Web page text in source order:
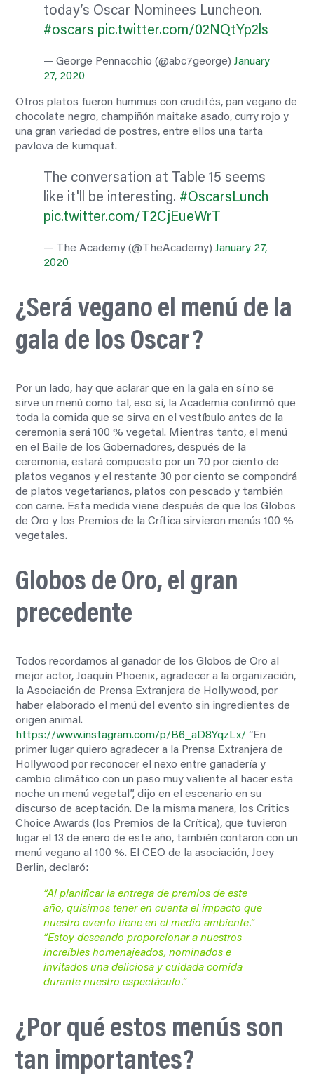
today’s Oscar Nominees Luncheon.
#oscars pic.twitter.com/02NQtYp2ls
— George Pennacchio (@abc7george)January
27, 2020
Otros platos fueron hummus con crudités, pan vegano de
chocolate negro, champiñón maitake asado, curry rojo y
una gran variedad de postres, entre ellos una tarta
pavlova de kumquat.
The conversation at Table 15 seems
like it'll be interesting. #OscarsLunch
pic.twitter.com/T2CjEueWrT
— The Academy (@TheAcademy)January 27,
2020
¿Será vegano el menú de la
gala de los Oscar?
Por un lado, hay que aclarar que en la gala en sí no se
sirve un menú como tal, eso sí, la Academia confirmó que
toda la comida que se sirva en el vestíbulo antes de la
ceremonia será 100 % vegetal. Mientras tanto, el menú
en el Baile de los Gobernadores, después de la
ceremonia, estará compuesto por un 70 por ciento de
platos veganos y el restante 30 por ciento se compondrá
de platos vegetarianos, platos con pescado y también
con carne. Esta medida viene después de que los Globos
de Oro y los Premios de la Crítica sirvieron menús 100 %
vegetales.
Globos de Oro, el gran
precedente
Todos recordamos al ganador de los Globos de Oro al
mejor actor, Joaquín Phoenix, agradecer a la organización,
la Asociación de Prensa Extranjera de Hollywood, por
haber elaborado el menú del evento sin ingredientes de
origen animal.
https://www.instagram.com/p/B6_aD8YqzLx/ “En
primer lugar quiero agradecer a la Prensa Extranjera de
Hollywood por reconocer el nexo entre ganadería y
cambio climático con un paso muy valiente al hacer esta
noche un menú vegetal”, dijo en el escenario en su
discurso de aceptación. De la misma manera, losCritics
Choice Awards (los Premios de la Crítica), que tuvieron
lugar el 13 de enero de este año, también contaron con un
menú vegano al 100 %. El CEO de la asociación, Joey
Berlin, declaró:
“Al planificar la entrega de premios de este
año, quisimos tener en cuenta el impacto que
nuestro evento tiene en el medio ambiente.”
“Estoy deseando proporcionar a nuestros
increíbles homenajeados, nominados e
invitados una deliciosa y cuidada comida
durante nuestro espectáculo.”
¿Por qué estos menús son
tan importantes?